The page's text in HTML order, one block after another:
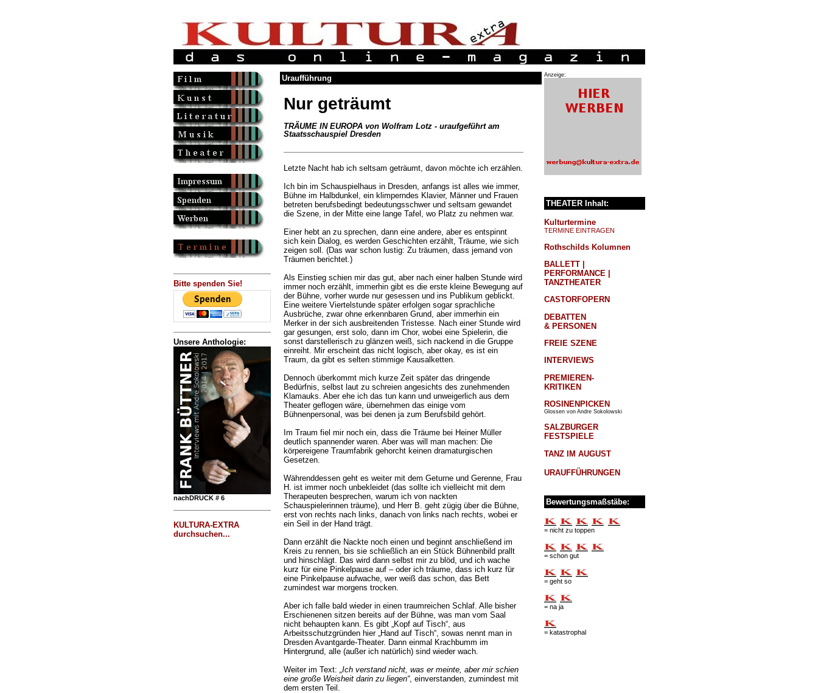
Bitte spenden Sie!
Unsere Anthologie:
nachDRUCK # 6
KULTURA-EXTRA
durchsuchen...
Uraufführung
Nur geträumt
TRÄUME IN EUROPA von Wolfram Lotz - uraufgeführt am
Staatsschauspiel Dresden
Letzte Nacht hab ich seltsam geträumt, davon möchte ich erzählen.
Ich bin im Schauspielhaus in Dresden, anfangs ist alles wie immer,
Bühne im Halbdunkel, ein klimperndes Klavier, Männer und Frauen
betreten berufsbedingt bedeutungsschwer und seltsam gewandet
die Szene, in der Mitte eine lange Tafel, wo Platz zu nehmen war.
Einer hebt an zu sprechen, dann eine andere, aber es entspinnt
sich kein Dialog, es werden Geschichten erzählt, Träume, wie sich
zeigen soll. (Das war schon lustig: Zu träumen, dass jemand von
Träumen berichtet.)
Als Einstieg schien mir das gut, aber nach einer halben Stunde wird
immer noch erzählt, immerhin gibt es die erste kleine Bewegung auf
der Bühne, vorher wurde nur gesessen und ins Publikum geblickt.
Eine weitere Viertelstunde später erfolgen sogar sprachliche
Ausbrüche, zwar ohne erkennbaren Grund, aber immerhin ein
Merker in der sich ausbreitenden Tristesse. Nach einer Stunde wird
gar gesungen, erst solo, dann im Chor, wobei eine Spielerin, die
sonst darstellerisch zu glänzen weiß, sich nackend in die Gruppe
einreiht. Mir erscheint das nicht logisch, aber okay, es ist ein
Traum, da gibt es selten stimmige Kausalketten.
Dennoch überkommt mich kurze Zeit später das dringende
Bedürfnis, selbst laut zu schreien angesichts des zunehmenden
Klamauks. Aber ehe ich das tun kann und unweigerlich aus dem
Theater geflogen wäre, übernehmen das einige vom
Bühnenpersonal, was bei denen ja zum Berufsbild gehört.
Im Traum fiel mir noch ein, dass die Träume bei Heiner Müller
deutlich spannender waren. Aber was will man machen: Die
körpereigene Traumfabrik gehorcht keinen dramaturgischen
Gesetzen.
Währenddessen geht es weiter mit dem Geturne und Gerenne, Frau
H. ist immer noch unbekleidet (das sollte ich vielleicht mit dem
Therapeuten besprechen, warum ich von nackten
Schauspielerinnen träume), und Herr B. geht zügig über die Bühne,
erst von rechts nach links, danach von links nach rechts, wobei er
ein Seil in der Hand trägt.
Dann erzählt die Nackte noch einen und beginnt anschließend im
Kreis zu rennen, bis sie schließlich an ein Stück Bühnenbild prallt
und hinschlägt. Das wird dann selbst mir zu blöd, und ich wache
kurz für eine Pinkelpause auf – oder ich träume, dass ich kurz für
eine Pinkelpause aufwache, wer weiß das schon, das Bett
zumindest war morgens trocken.
Aber ich falle bald wieder in einen traumreichen Schlaf. Alle bisher
Erschienenen sitzen bereits auf der Bühne, was man vom Saal
nicht behaupten kann. Es gibt „Kopf auf Tisch“, aus
Arbeitsschutzgründen hier „Hand auf Tisch“, sowas nennt man in
Dresden Avantgarde-Theater. Dann einmal Krachbumm im
Hintergrund, alle (außer ich natürlich) sind wieder wach.
Weiter im Text: „Ich verstand nicht, was er meinte, aber mir schien
eine große Weisheit darin zu liegen“, einverstanden, zumindest mit
dem ersten Teil.
Anzeige:
THEATER Inhalt:
Kulturtermine
TERMINE EINTRAGEN
Rothschilds Kolumnen
BALLETT |
PERFORMANCE |
TANZTHEATER
CASTORFOPERN
DEBATTEN
& PERSONEN
FREIE SZENE
INTERVIEWS
PREMIEREN-
KRITIKEN
ROSINENPICKEN
Glossen von Andre Sokolowski
SALZBURGER
FESTSPIELE
TANZ IM AUGUST
URAUFFÜHRUNGEN
Bewertungsmaßstäbe:
= nicht zu toppen
= schon gut
= geht so
= na ja
= katastrophal